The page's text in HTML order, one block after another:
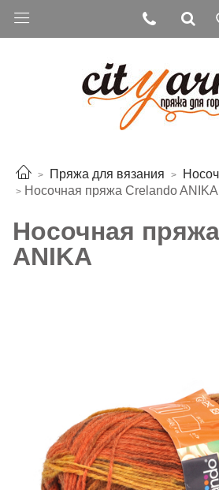
Пряжа для вязания
Носочная пряжа Crelando ANIKA
Носочная
ANIKA